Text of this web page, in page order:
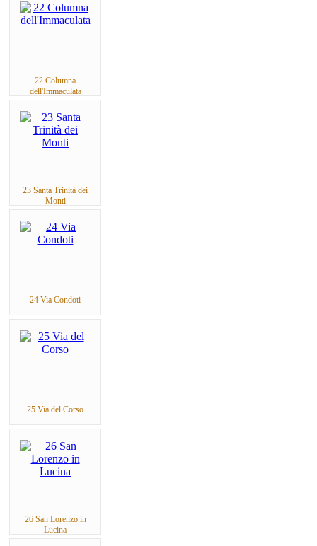
22 Columna
dell'Immaculata
23 Santa Trinità dei
Monti
24 Via Condoti
25 Via del Corso
26 San Lorenzo in
Lucina